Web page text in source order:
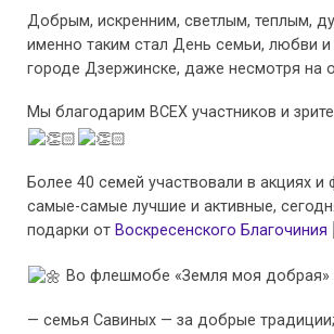
Добрым, искренним, светлым, теплым,
именно таким стал День семьи, любви и
городе Дзержинске, даже несмотря на
Мы благодарим ВСЕХ участников и
Более 40 семей участвовали в акциях
самые-самые лучшие и активные,
подарки от Воскресенского Благочиния
Во флешмобе «Земля моя добрая»
— семья Савиных — за добрые традиции;